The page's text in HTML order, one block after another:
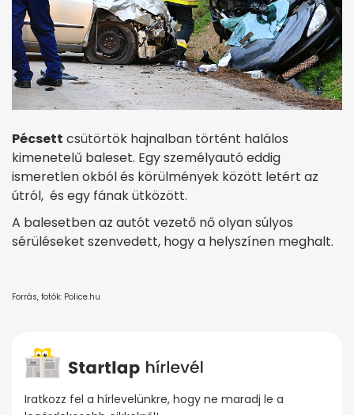
Pécsett csütörtök hajnalban történt halálos
kimenetelű baleset. Egy személyautó eddig
ismeretlen okból és körülmények között letért az
útról, és egy fának ütközött.
A balesetben az autót vezető nő olyan súlyos
sérüléseket szenvedett, hogy a helyszínen meghalt.
Forrás, fotók: Police.hu
Iratkozz fel a hírlevelünkre, hogy ne maradj le a